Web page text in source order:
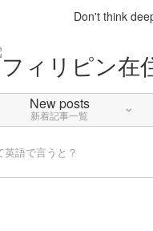
Don't think
New posts
新着記事一覧
語で言うと？